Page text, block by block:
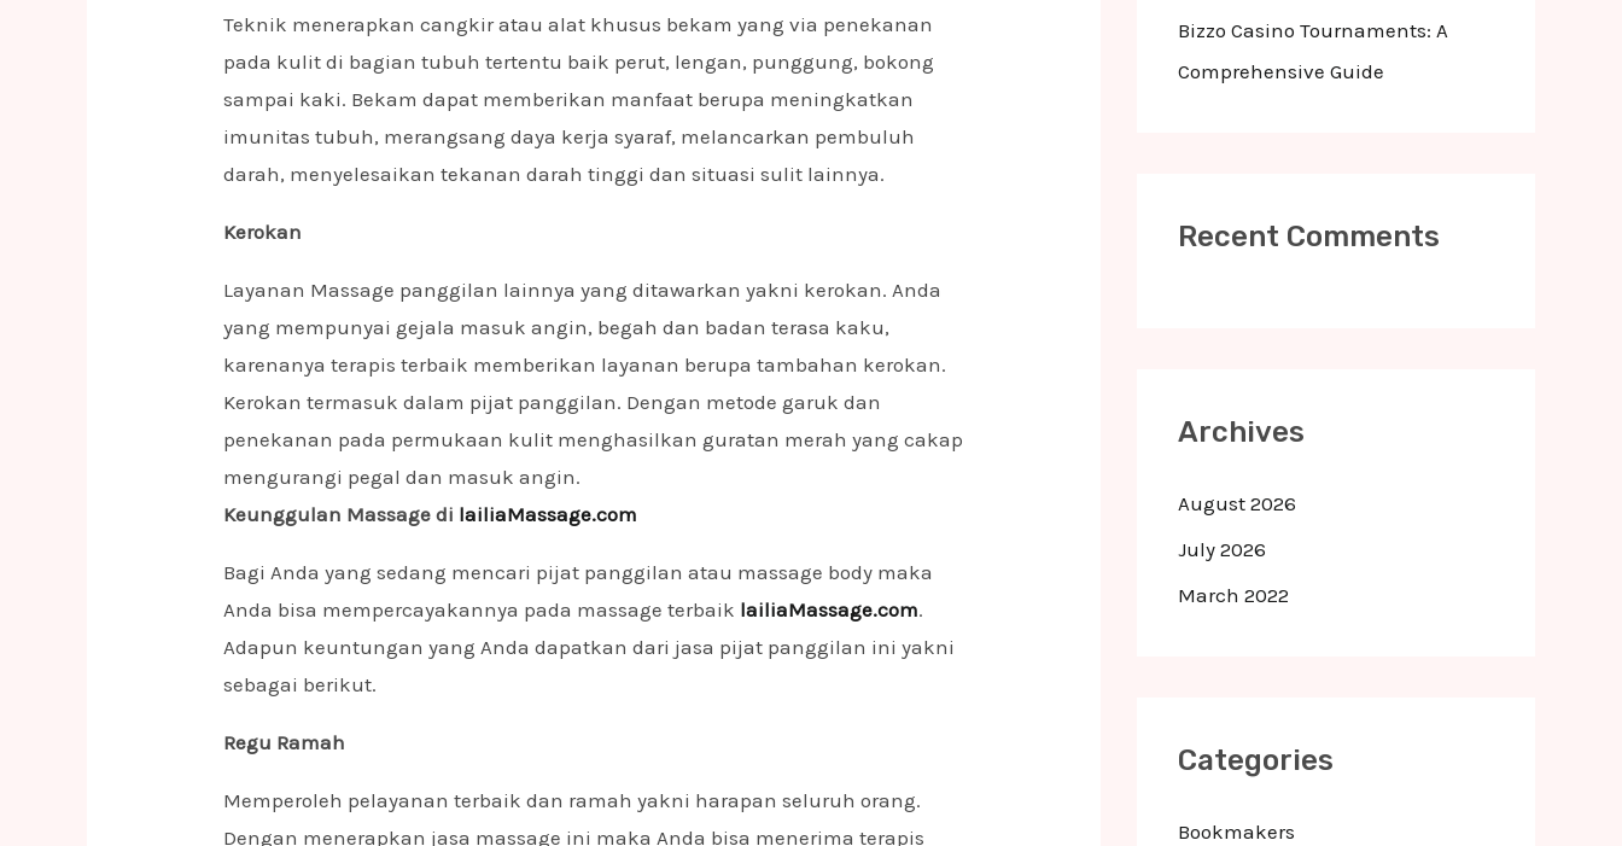
Teknik menerapkan cangkir atau alat khusus bekam yang via penekanan
pada kulit di bagian tubuh tertentu baik perut, lengan, punggung, bokong
sampai kaki. Bekam dapat memberikan manfaat berupa meningkatkan
imunitas tubuh, merangsang daya kerja syaraf, melancarkan pembuluh
darah, menyelesaikan tekanan darah tinggi dan situasi sulit lainnya.
Kerokan
Layanan Massage panggilan lainnya yang ditawarkan yakni kerokan. Anda
yang mempunyai gejala masuk angin, begah dan badan terasa kaku,
karenanya terapis terbaik memberikan layanan berupa tambahan kerokan.
Kerokan termasuk dalam pijat panggilan. Dengan metode garuk dan
penekanan pada permukaan kulit menghasilkan guratan merah yang cakap
mengurangi pegal dan masuk angin.
Keunggulan Massage di lailiaMassage.com
Bagi Anda yang sedang mencari pijat panggilan atau massage body maka
Anda bisa mempercayakannya pada massage terbaik lailiaMassage.com.
Adapun keuntungan yang Anda dapatkan dari jasa pijat panggilan ini yakni
sebagai berikut.
Regu Ramah
Memperoleh pelayanan terbaik dan ramah yakni harapan seluruh orang.
Dengan menerapkan jasa massage ini maka Anda bisa menerima terapis
Bizzo Casino Tournaments: A
Comprehensive Guide
Recent Comments
Archives
August 2026
July 2026
March 2022
Categories
Bookmakers